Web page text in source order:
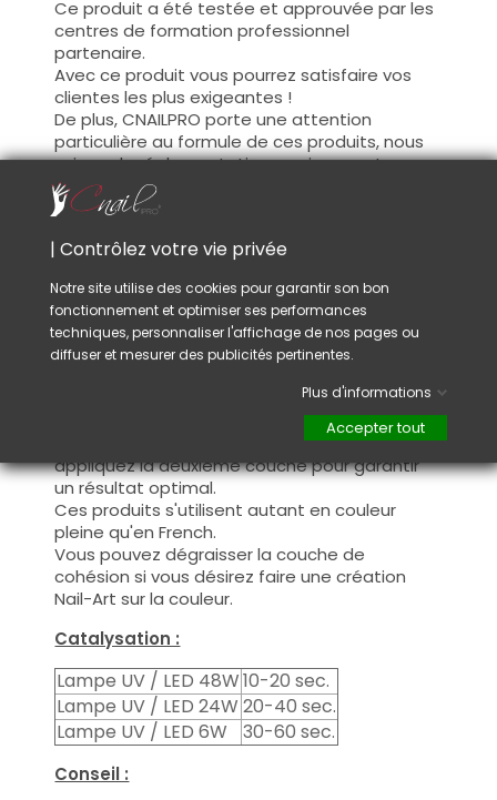
Ce produit a été testée et approuvée par les
centres de formation professionnel
partenaire.
Avec ce produit vous pourrez satisfaire vos
clientes les plus exigeantes !
De plus, CNAILPRO porte une attention
particulière au formule de ces produits, nous
suivons la réglementation en vigueur et
garantissons la conformité de nos produits.
Ceci pour garantir une sécurité d'utilisation
Utilisation :
Cette couleur s'applique avec son pinceau, de
manière fine, sur la base (il n'est pas
cohésion) ou sur la construction après limage.
Ce produit s'applique en deux couches,
fermez le bord libre à la première couche et
appliquez la deuxième couche pour garantir
un résultat optimal.
Ces produits s'utilisent autant en couleur
pleine qu'en French.
Vous pouvez dégraisser la couche de
cohésion si vous désirez faire une création
Nail-Art sur la couleur.
Catalysation :
Lampe UV / LED 48W10-20 sec.
Lampe UV / LED 24W 20-40 sec.
Lampe UV / LED 6W
30-60 sec.
Conseil :
| Contrôlez votre vie privée
Notre site utilise des cookies pour garantir son bon
fonctionnement et optimiser ses performances
techniques, personnaliser l'affichage de nos pages ou
diffuser et mesurer des publicités pertinentes.
Plus d'informations
Accepter tout